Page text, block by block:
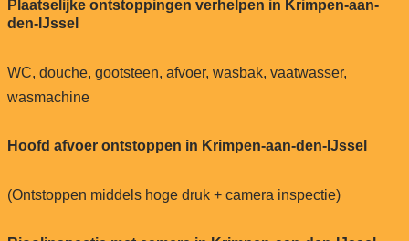
Plaatselijke ontstoppingen verhelpen in Krimpen-aan-
den-IJssel
WC, douche, gootsteen, afvoer, wasbak, vaatwasser,
wasmachine
Hoofd afvoer ontstoppen in Krimpen-aan-den-IJssel
(Ontstoppen middels hoge druk + camera inspectie)